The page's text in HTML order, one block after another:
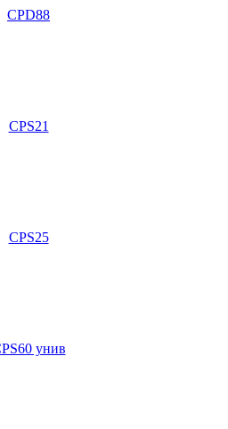
CPD88
CPS21
CPS25
унив